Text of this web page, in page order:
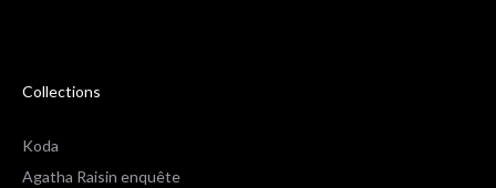
Collections
Koda
Agatha Raisin enquête